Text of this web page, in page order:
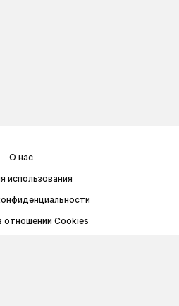
О нас
использования
отношении Cookies